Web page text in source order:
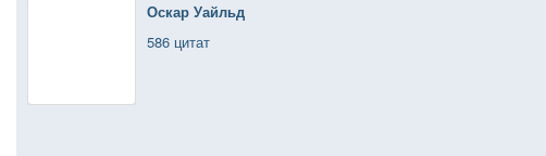
Оскар Уайльд
586 цитат